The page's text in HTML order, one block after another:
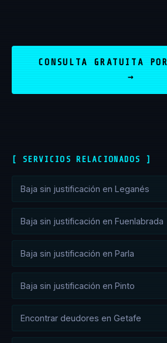
CONSULTA GRATUITA
→
[ SERVICIOS RELACIONADOS ]
Baja sin justificación en Leganés
Baja sin justificación en Fuenlabrada
Baja sin justificación en Parla
Baja sin justificación en Pinto
Encontrar deudores en Getafe